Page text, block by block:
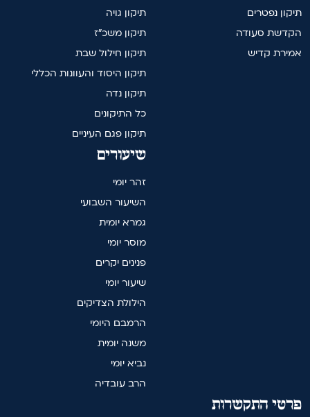
תיקון גויה
תיקון משכ"ז
תיקון חילול שבת
תיקון היסוד והעוונות הכללי
תיקון נדה
כל התיקונים
תיקון פגם העיניים
תיקון נפטרים
הקדשת סעודה
אמירת קדיש
שיעורים
זהר יומי
השיעור השבועי
גמרא יומית
מוסר יומי
פנינים יקרים
שיעור יומי
הילולת הצדיקים
הרמבם היומי
משנה יומית
נביא יומי
הרב עובדיה
פרטי התקשרות